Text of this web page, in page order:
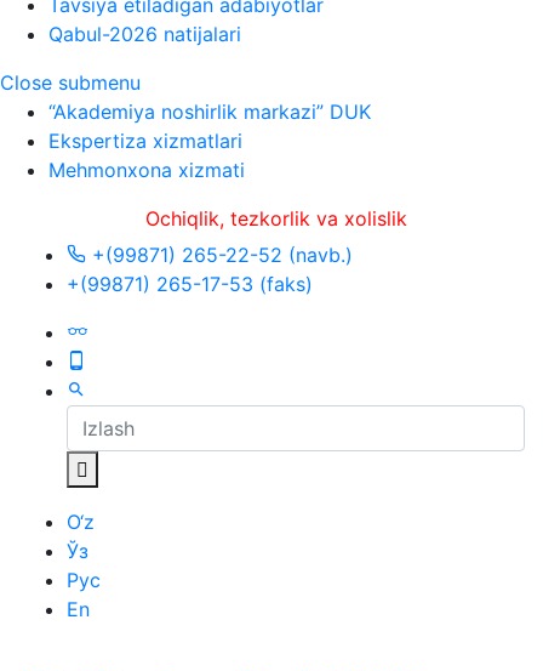
Tavsiya etiladigan adabiyotlar
Qabul-2026 natijalari
Close submenu
“Akademiya noshirlik markazi” DUK
Ekspertiza xizmatlari
Mehmonxona xizmati
Ochiqlik, tezkorlik va xolislik
+(99871) 265-22-52 (navb.)
+(99871) 265-17-53 (faks)
O‘z
Ўз
Рус
En